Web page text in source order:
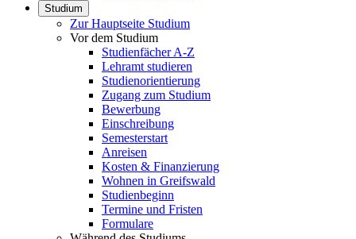
Studium
Zur Hauptseite Studium
Vor dem Studium
Studienfächer A-Z
Lehramt studieren
Studienorientierung
Zugang zum Studium
Bewerbung
Einschreibung
Semesterstart
Anreisen
Kosten & Finanzierung
Wohnen in Greifswald
Studienbeginn
Termine und Fristen
Formulare